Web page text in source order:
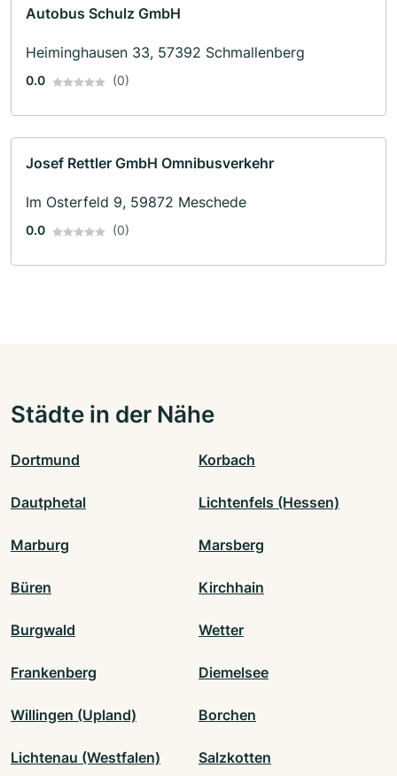
Autobus Schulz GmbH
Heiminghausen 33, 57392 Schmallenberg
0.0 (0)
Josef Rettler GmbH Omnibusverkehr
Im Osterfeld 9, 59872 Meschede
0.0 (0)
Städte in der Nähe
Dortmund Korbach
Dautphetal Lichtenfels (Hessen)
Marburg Marsberg
Büren Kirchhain
Burgwald Wetter
Frankenberg Diemelsee
Willingen (Upland) Borchen
Lichtenau (Westfalen) Salzkotten